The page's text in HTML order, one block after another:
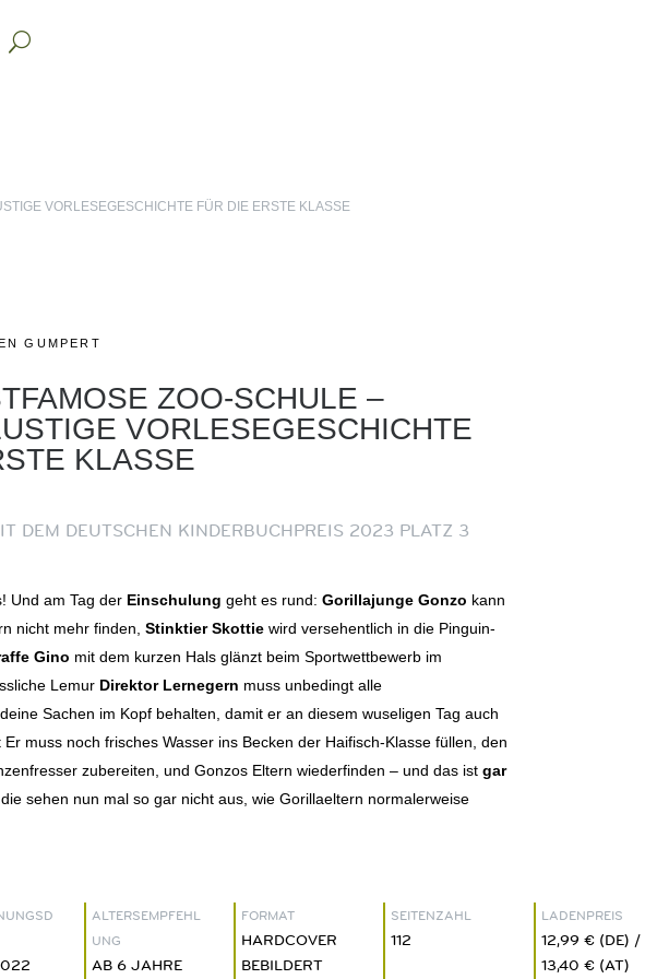
VORLESEGESCHICHTE FÜR DIE ERSTE KLASSE
GUMPERT
ZOO-SCHULE –
VORLESEGESCHICHTE
KLASSE
DEM DEUTSCHEN KINDERBUCHPREIS 2023 PLATZ 3
Und am Tag der Einschulung geht es rund:Gorillajunge Gonzo kann
nicht mehr finden,Stinktier Skottie wird versehentlich in die Pinguin-
Gino mit dem kurzen Hals glänzt beim Sportwettbewerb im
Lemur Direktor Lernegern muss unbedingt alle
Sachen im Kopf behalten, damit er an diesem wuseligen Tag auch
muss noch frisches Wasser ins Becken der Haifisch-Klasse füllen, den
zubereiten, und Gonzos Eltern wiederfinden – und das istgar
sehen nun mal so gar nicht aus, wie Gorillaeltern normalerweise
ALTERSEMPFEHL
UNG
AB 6 JAHRE
FORMAT
HARDCOVER
BEBILDERT
SEITENZAHL
112
LADENPREIS
12,99 € (DE) /
13,40 € (AT)